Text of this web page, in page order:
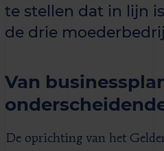
te stellen dat in lijn
de drie
Van
De oprichting van het